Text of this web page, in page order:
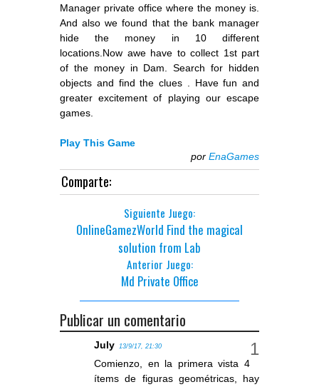
Manager private office where the money is.
And also we found that the bank manager
hide the money in 10 different
locations.Now awe have to collect 1st part
of the money in Dam. Search for hidden
objects and find the clues . Have fun and
greater excitement of playing our escape
games.
Play This Game
por EnaGames
Comparte:
Siguiente Juego:
OnlineGamezWorld Find the magical
solution from Lab
Anterior Juego:
Md Private Office
Publicar un comentario
July 13/9/17, 21:30
Comienzo, en la primera vista 4
ítems de figuras geométricas, hay